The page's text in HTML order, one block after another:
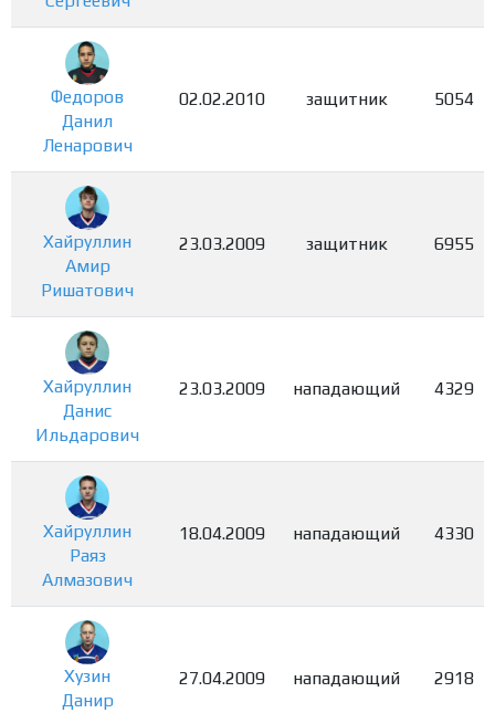
Федоров
Данил
Ленарович
02.02.2010 защитник 5054
Хайруллин
Амир
Ришатович
23.03.2009 защитник 6955
Хайруллин
Данис
Ильдарович
23.03.2009 нападающий 4329
Хайруллин
Раяз
Алмазович
18.04.2009 нападающий 4330
Хузин
Данир
27.04.2009 нападающий 2918